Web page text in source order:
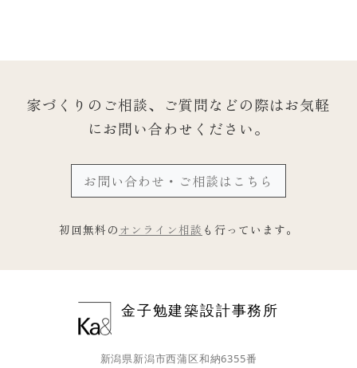
家づくりのご相談、ご質問などの際はお気軽
にお問い合わせください。
お問い合わせ・ご相談はこちら
初回無料の オンライン相談 も行っています。
金子勉建築設計事務所
新潟県新潟市西蒲区和納6355番